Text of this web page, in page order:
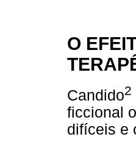
O
Candido2
ficcional
difíceis e